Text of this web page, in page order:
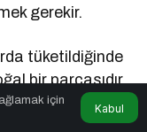
gerekir.
tüketildiğinde
bir parçasıdır.
için
Kabul